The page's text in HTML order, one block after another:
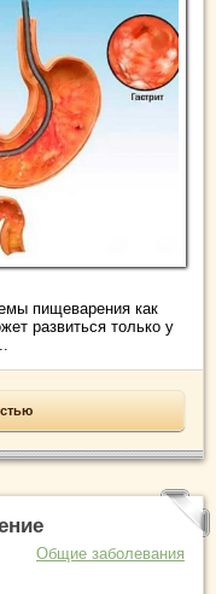
пищеварения как
развиться только у
Общие заболевания